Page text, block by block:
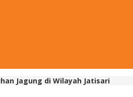
Jagung di Wilayah Jatisari